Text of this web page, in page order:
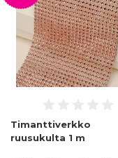
Timanttiverkko
ruusukulta 1 m